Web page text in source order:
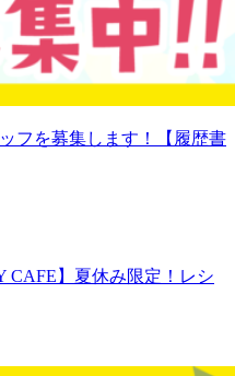
フを募集します！【履歴書
CAFE】夏休み限定！レシ